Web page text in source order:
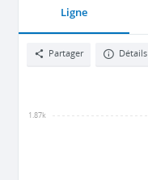
Ligne
Partager Détails
1.87k